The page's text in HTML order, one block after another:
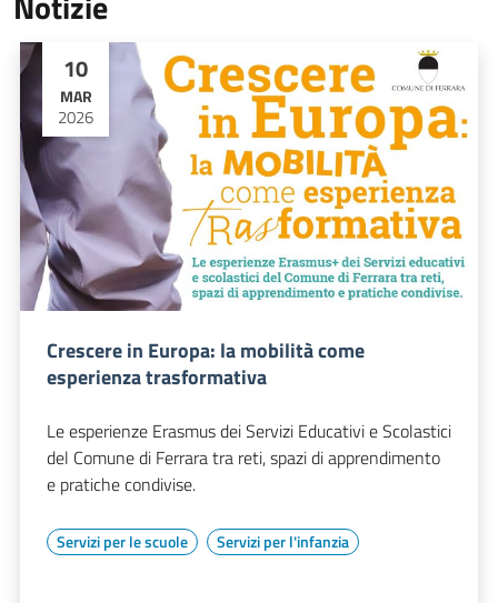
10
MAR
2026
Crescere in Europa: la mobilità come
esperienza trasformativa
Le esperienze Erasmus dei Servizi Educativi e Scolastici
del Comune di Ferrara tra reti, spazi di apprendimento
e pratiche condivise.
Servizi per le scuole Servizi per l'infanzia